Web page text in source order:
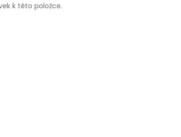
k této položce.